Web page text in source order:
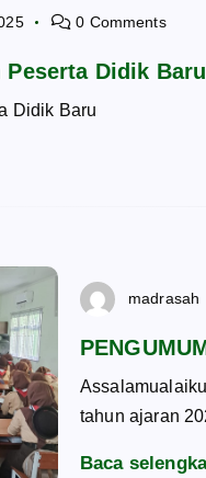
0 Comments
Didik
Didik Baru
madrasah
tahun ajaran
Baca